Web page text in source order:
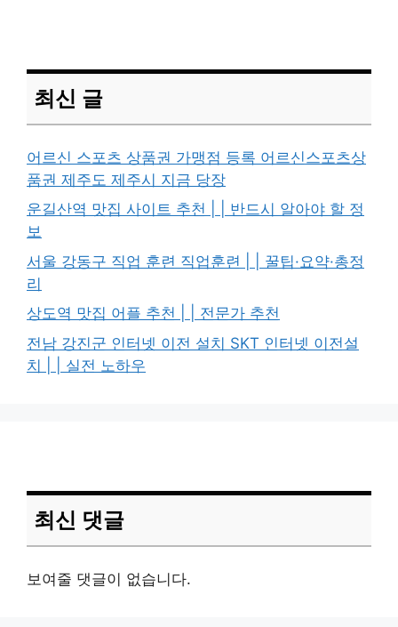
최신 글
어르신 스포츠 상품권 가맹점 등록 어르신스포츠상
품권 제주도 제주시 지금 당장
운길산역 맛집 사이트 추천 | | 반드시 알아야 할 정
보
서울 강동구 직업 훈련 직업훈련 | | 꿀팁·요약·총정
리
상도역 맛집 어플 추천 | | 전문가 추천
전남 강진군 인터넷 이전 설치 SKT 인터넷 이전설
치 | | 실전 노하우
최신 댓글
보여줄 댓글이 없습니다.